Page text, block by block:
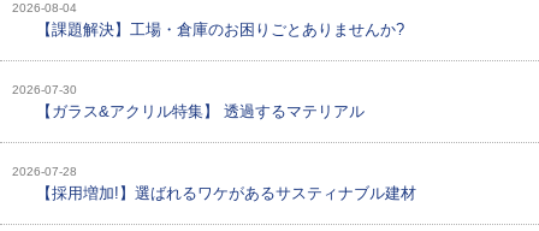
2026-08-04
【課題解決】工場・倉庫のお困りごとありませんか?
2026-07-30
【ガラス&アクリル特集】 透過するマテリアル
2026-07-28
【採用増加!】選ばれるワケがあるサスティナブル建材